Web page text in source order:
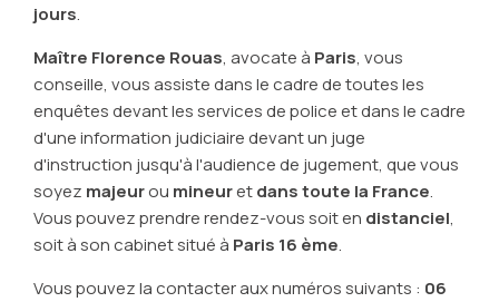
jours.
Maître Florence Rouas, avocate à Paris, vous
conseille, vous assiste dans le cadre de toutes les
enquêtes devant les services de police et dans le cadre
d'une information judiciaire devant un juge
d'instruction jusqu'à l'audience de jugement, que vous
soyez majeurou mineuretdans toute la France.
Vous pouvez prendre rendez-vous soit en distanciel,
soit à son cabinet situé à Paris 16 ème.
Vous pouvez la contacter aux numéros suivants : 06